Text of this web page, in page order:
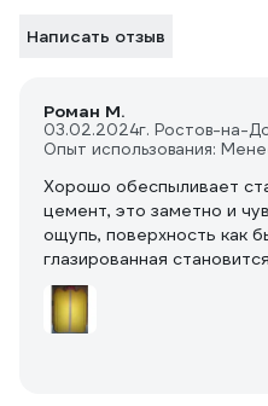
Написать отзыв
Роман М.
03.02.2024г. Ростов-на-
Опыт использования:
Хорошо обеспыливает
цемент, это заметно и
ощупь, поверхность как
глазированная
какой-то степени его
крайней мере у
канистра удобная с
областью сбоку и